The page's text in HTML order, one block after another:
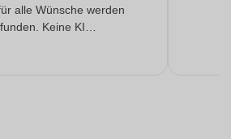
alle Wünsche werden
Keine KI
heutzutage. Top